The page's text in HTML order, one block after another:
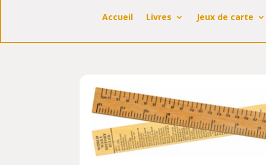
Accueil Livres Jeux de carte